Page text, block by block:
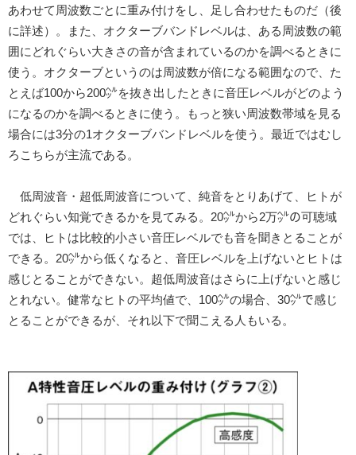
あわせて周波数ごとに重み付けをし、足し合わせたものだ（後
に詳述）。また、オクターブバンドレベルは、ある周波数の範
囲にどれぐらい大きさの音が含まれているのかを調べるときに
使う。オクターブというのは周波数が倍になる範囲なので、た
とえば100から200㌹を抜き出したときに音圧レベルがどのよう
になるのかを調べるときに使う。もっと狭い周波数帯域を見る
場合には3分の1オクターブバンドレベルを使う。最近ではむし
ろこちらが主流である。
低周波音・超低周波音について、純音をとりあげて、ヒトが
どれぐらい知覚できるかを見てみる。20㌹から2万㌹の可聴域
では、ヒトは比較的小さい音圧レベルでも音を聞きとることが
できる。20㌹から低くなると、音圧レベルを上げないとヒトは
感じとることができない。超低周波音はさらに上げないと感じ
とれない。健常なヒトの平均値で、100㌹の場合、30㌹で感じ
とることができるが、それ以下で聞こえる人もいる。